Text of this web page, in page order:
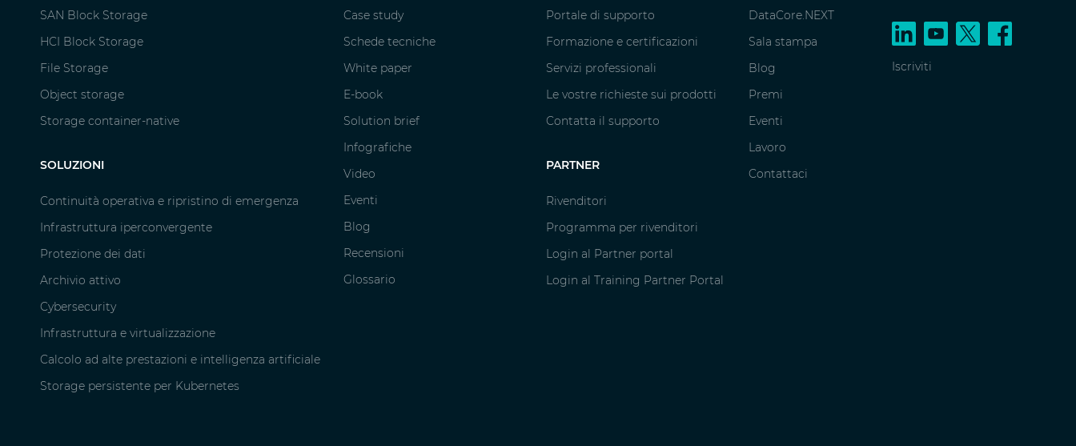
SAN Block Storage
HCI Block Storage
File Storage
Object storage
Storage container-native
SOLUZIONI
Continuità operativa e ripristino di emergenza
Infrastruttura iperconvergente
Protezione dei dati
Archivio attivo
Cybersecurity
Infrastruttura e virtualizzazione
Calcolo ad alte prestazioni e intelligenza artificiale
Storage persistente per Kubernetes
Case study
Schede tecniche
White paper
E-book
Solution brief
Infografiche
Video
Eventi
Blog
Recensioni
Glossario
Portale di supporto
Formazione e certificazioni
Servizi professionali
Le vostre richieste sui prodotti
Contatta il supporto
PARTNER
Rivenditori
Programma per rivenditori
Login al Partner portal
Login al Training Partner Portal
DataCore.NEXT
Sala stampa
Blog
Premi
Eventi
Lavoro
Contattaci
Iscriviti